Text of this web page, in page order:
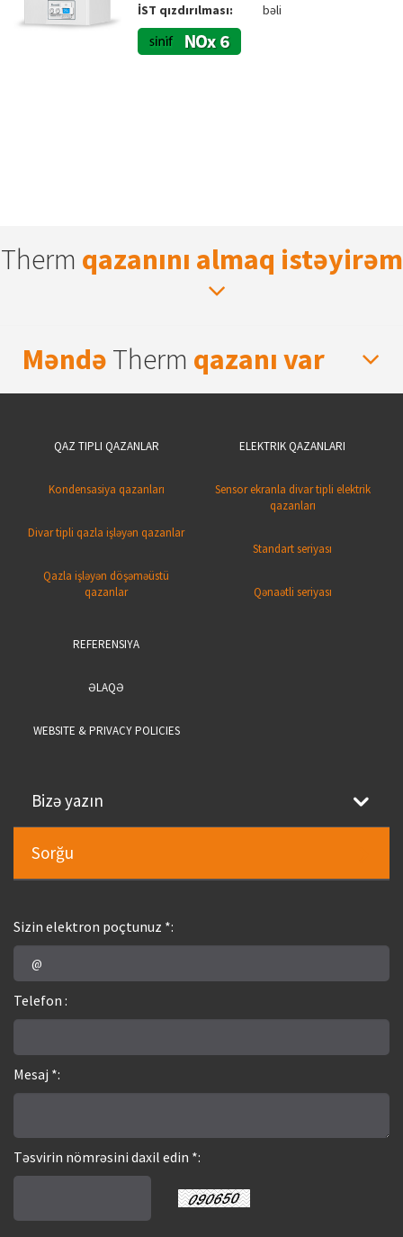
İST qızdırılması:
bəli
Therm qazanını almaq istəyirəm
Məndə Therm qazanı var
QAZ TIPLI QAZANLAR
Kondensasiya qazanları
Divar tipli qazla işləyən qazanlar
Qazla işləyən döşəməüstü
qazanlar
ELEKTRIK QAZANLARI
Sensor ekranla divar tipli elektrik
qazanları
Standart seriyası
Qənaətli seriyası
REFERENSIYA
ƏLAQƏ
WEBSITE & PRIVACY POLICIES
Bizə yazın
Sorğu
Sizin elektron poçtunuz *:
Telefon :
Mesaj *:
Təsvirin nömrəsini daxil edin *: